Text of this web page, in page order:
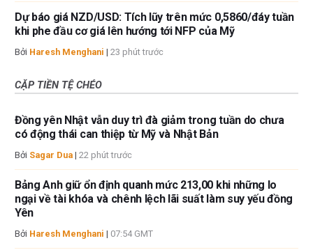
Dự báo giá NZD/USD: Tích lũy trên mức 0,5860/đáy tuần
khi phe đầu cơ giá lên hướng tới NFP của Mỹ
Bởi Haresh Menghani | 23 phút trước
CẶP TIỀN TỆ CHÉO
Đồng yên Nhật vẫn duy trì đà giảm trong tuần do chưa
có động thái can thiệp từ Mỹ và Nhật Bản
Bởi Sagar Dua | 22 phút trước
Bảng Anh giữ ổn định quanh mức 213,00 khi những lo
ngại về tài khóa và chênh lệch lãi suất làm suy yếu đồng
Yên
Bởi Haresh Menghani | 07:54 GMT